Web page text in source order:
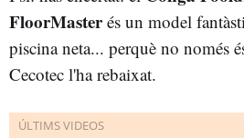
FloorMasterés un model
piscina neta... perquè no només
Cecotec l'ha rebaixat.